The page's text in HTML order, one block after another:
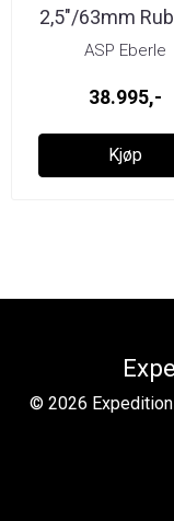
2,5"/63mm
Express ...
ASP Eberle
38.995,-
Kjøp
© 2026